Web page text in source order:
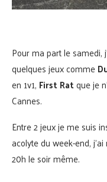
Pour ma part le samedi,
quelques jeux comme
en 1v1, First Ratque je
Cannes.
Entre 2 jeux je me suis
acolyte du week-end,
20h le soir même.